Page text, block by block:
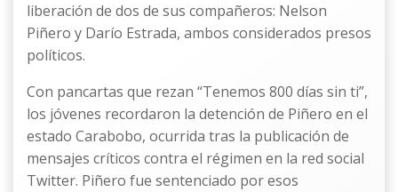
liberación de dos de sus compañeros: Nelson
Piñero y Darío Estrada, ambos considerados presos
políticos.
Con pancartas que rezan “Tenemos 800 días sin ti”,
los jóvenes recordaron la detención de Piñero en el
estado Carabobo, ocurrida tras la publicación de
mensajes críticos contra el régimen en la red social
Twitter. Piñero fue sentenciado por esos